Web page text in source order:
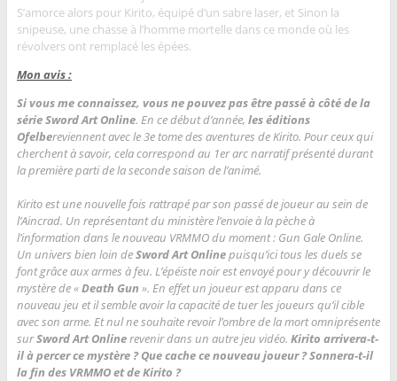
S’amorce alors pour Kirito, équipé d’un sabre laser, et Sinon la
snipeuse, une chasse à l’homme mortelle dans ce monde où les
révolvers ont remplacé les épées.
Mon avis :
Si vous me connaissez, vous ne pouvez pas être passé à côté de la
série Sword Art Online. En ce début d’année, les éditions
Ofelbereviennent avec le 3e tome des aventures de Kirito. Pour ceux qui
cherchent à savoir, cela correspond au 1er arc narratif présenté durant
la première parti de la seconde saison de l’animé.
Kirito est une nouvelle fois rattrapé par son passé de joueur au sein de
l’Aincrad. Un représentant du ministère l’envoie à la pèche à
l’information dans le nouveau VRMMO du moment : Gun Gale Online.
Un univers bien loin deSword Art Onlinepuisqu’ici tous les duels se
font grâce aux armes à feu. L’épéiste noir est envoyé pour y découvrir le
mystère de «Death Gun ». En effet un joueur est apparu dans ce
nouveau jeu et il semble avoir la capacité de tuer les joueurs qu’il cible
avec son arme. Et nul ne souhaite revoir l’ombre de la mort omniprésente
surSword Art Onlinerevenir dans un autre jeu vidéo. Kirito arrivera-t-
il à percer ce mystère ? Que cache ce nouveau joueur ? Sonnera-t-il
la fin des VRMMO et de Kirito ?